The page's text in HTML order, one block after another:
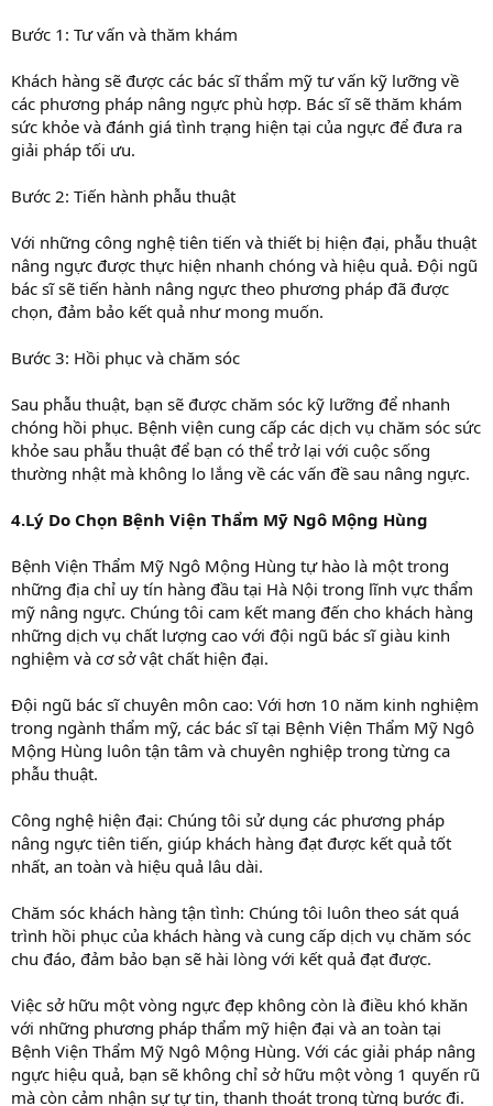
Bước 1: Tư vấn và thăm khám
Khách hàng sẽ được các bác sĩ thẩm mỹ tư vấn kỹ lưỡng về
các phương pháp nâng ngực phù hợp. Bác sĩ sẽ thăm khám
sức khỏe và đánh giá tình trạng hiện tại của ngực để đưa ra
giải pháp tối ưu.
Bước 2: Tiến hành phẫu thuật
Với những công nghệ tiên tiến và thiết bị hiện đại, phẫu thuật
nâng ngực được thực hiện nhanh chóng và hiệu quả. Đội ngũ
bác sĩ sẽ tiến hành nâng ngực theo phương pháp đã được
chọn, đảm bảo kết quả như mong muốn.
Bước 3: Hồi phục và chăm sóc
Sau phẫu thuật, bạn sẽ được chăm sóc kỹ lưỡng để nhanh
chóng hồi phục. Bệnh viện cung cấp các dịch vụ chăm sóc sức
khỏe sau phẫu thuật để bạn có thể trở lại với cuộc sống
thường nhật mà không lo lắng về các vấn đề sau nâng ngực.
4.Lý Do Chọn Bệnh Viện Thẩm Mỹ Ngô Mộng Hùng
Bệnh Viện Thẩm Mỹ Ngô Mộng Hùng tự hào là một trong
những địa chỉ uy tín hàng đầu tại Hà Nội trong lĩnh vực thẩm
mỹ nâng ngực. Chúng tôi cam kết mang đến cho khách hàng
những dịch vụ chất lượng cao với đội ngũ bác sĩ giàu kinh
nghiệm và cơ sở vật chất hiện đại.
Đội ngũ bác sĩ chuyên môn cao: Với hơn 10 năm kinh nghiệm
trong ngành thẩm mỹ, các bác sĩ tại Bệnh Viện Thẩm Mỹ Ngô
Mộng Hùng luôn tận tâm và chuyên nghiệp trong từng ca
phẫu thuật.
Công nghệ hiện đại: Chúng tôi sử dụng các phương pháp
nâng ngực tiên tiến, giúp khách hàng đạt được kết quả tốt
nhất, an toàn và hiệu quả lâu dài.
Chăm sóc khách hàng tận tình: Chúng tôi luôn theo sát quá
trình hồi phục của khách hàng và cung cấp dịch vụ chăm sóc
chu đáo, đảm bảo bạn sẽ hài lòng với kết quả đạt được.
Việc sở hữu một vòng ngực đẹp không còn là điều khó khăn
với những phương pháp thẩm mỹ hiện đại và an toàn tại
Bệnh Viện Thẩm Mỹ Ngô Mộng Hùng. Với các giải pháp nâng
ngực hiệu quả, bạn sẽ không chỉ sở hữu một vòng 1 quyến rũ
mà còn cảm nhận sự tự tin, thanh thoát trong từng bước đi.